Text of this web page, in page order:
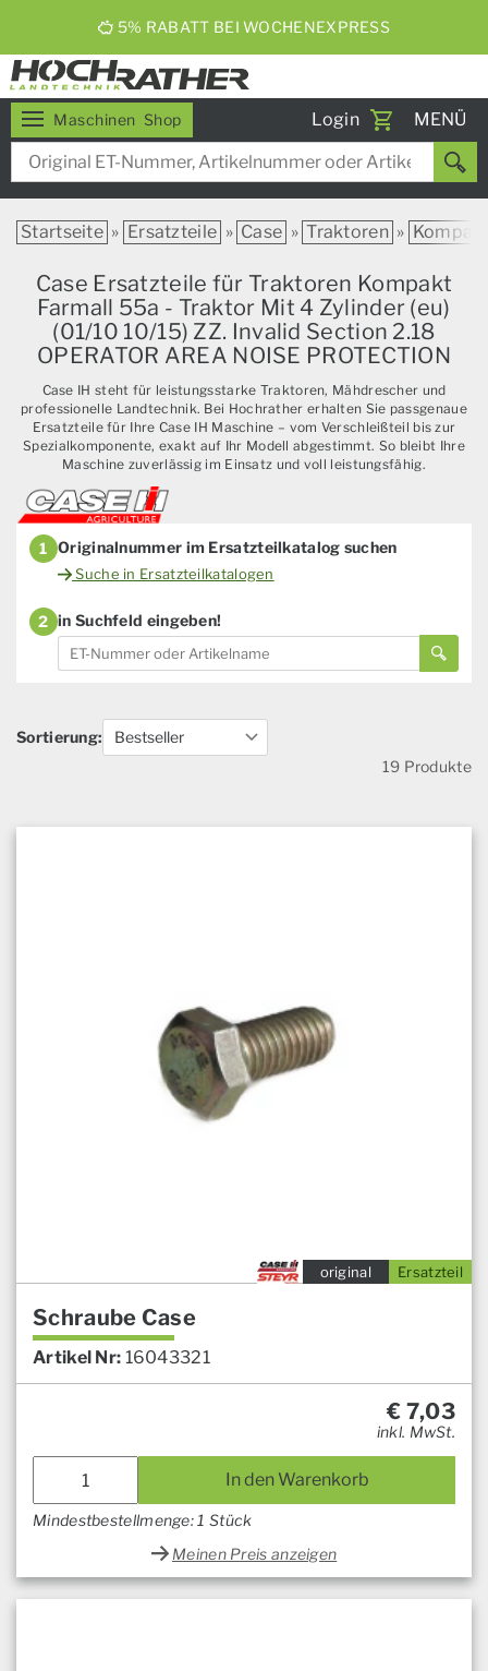
5% RABATT BEI WOCHENEXPRESS
Maschinen Shop Login
Toggle
MENÜ
Startseite » Ersatzteile » Case » Traktoren »
Case Ersatzteile für Traktoren Kompakt
Farmall 55a - Traktor Mit 4 Zylinder (eu)
(01/10 10/15) ZZ. Invalid Section 2.18
OPERATOR AREA NOISE PROTECTION
Case IH steht für leistungsstarke Traktoren, Mähdrescher und
professionelle Landtechnik. Bei Hochrather erhalten Sie passgenaue
Ersatzteile für Ihre Case IH Maschine – vom Verschleißteil bis zur
Spezialkomponente, exakt auf Ihr Modell abgestimmt. So bleibt Ihre
Maschine zuverlässig im Einsatz und voll leistungsfähig.
1 Originalnummer im Ersatzteilkatalog suchen
Suche in Ersatzteilkatalogen
2 in Suchfeld eingeben!
Sortierung:
19 Produkte
Ersatzteil
original
Schraube Case
Artikel Nr: 16043321
€ 7,03
inkl. MwSt.
In den Warenkorb
Mindestbestellmenge: 1 Stück
Meinen Preis anzeigen